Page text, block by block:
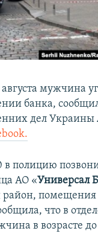
мужчина
банка,
дел Украины
в полицию
АО «Универсал
помещения
что в
в возрасте до